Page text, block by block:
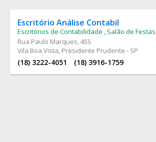
Escritório Análise Contabil
Escritórios de Contabilidade , Salão de Festas
Rua Paulo Marques, 455
Vila Boa Vista, Presidente Prudente - SP
(18) 3222-4051 (18) 3916-1759